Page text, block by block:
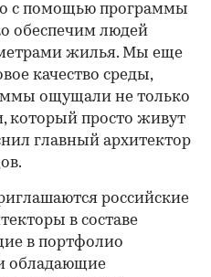
с помощью программы
обеспечим людей
жилья. Мы еще
качество среды,
ощущали не только
который просто живут
главный архитектор
российские
в составе
в портфолио
обладающие